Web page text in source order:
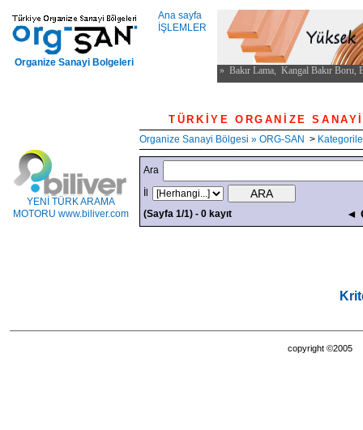
Organize Sanayi Bolgeleri
Ana sayfa
İŞLEMLER
TÜRKİYE
YENİ TÜRK ARAMA
MOTORU www.biliver.com
Organize Sanayi Bölgesi » ORG-SAN >
Ara
(Sayfa 1/1) - 0 kayıt
◄
copyright